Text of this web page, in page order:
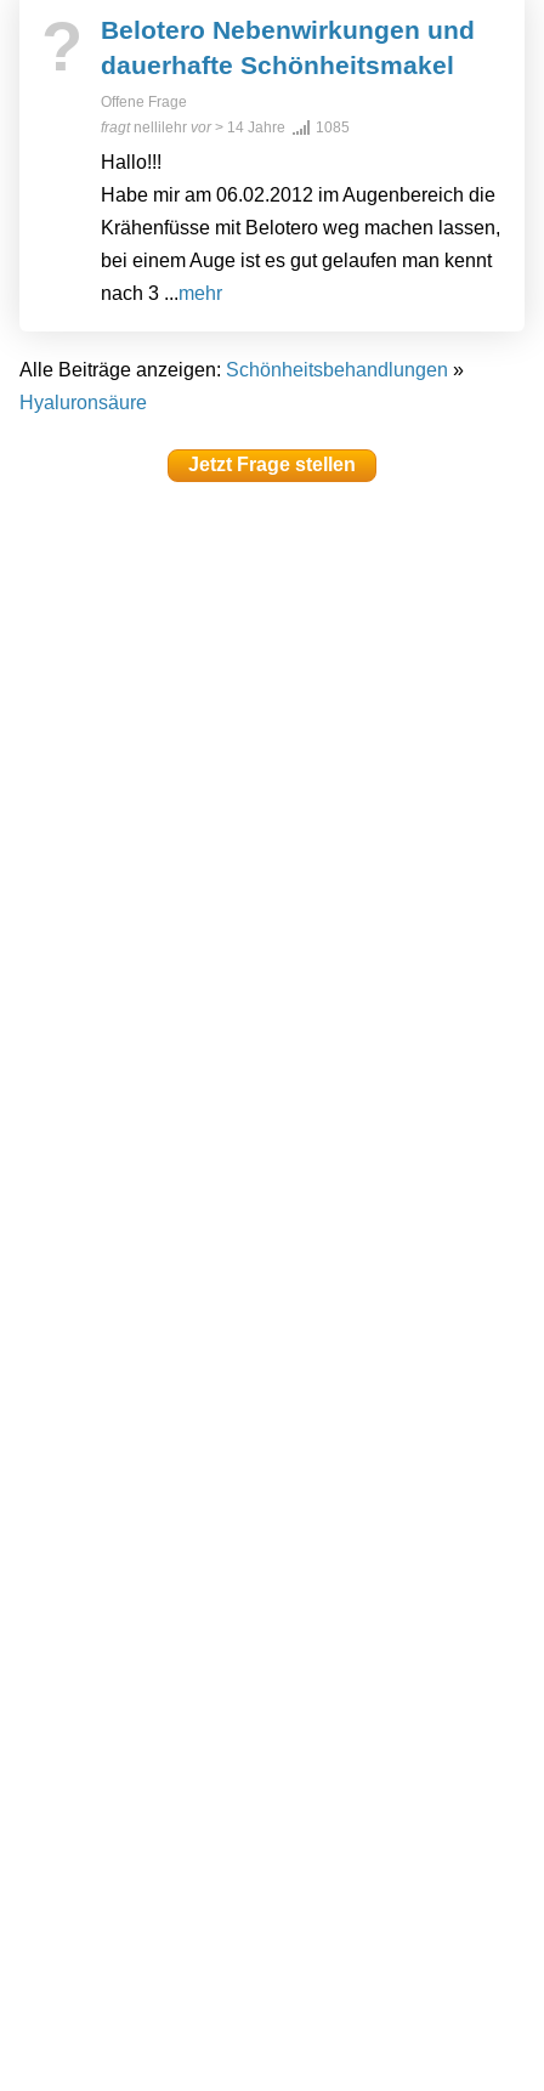
?
Belotero Nebenwirkungen und
dauerhafte Schönheitsmakel
Offene Frage
fragt nellilehr vor> 14 Jahre 1085
Hallo!!!
Habe mir am 06.02.2012 im Augenbereich die
Krähenfüsse mit Belotero weg machen lassen,
bei einem Auge ist es gut gelaufen man kennt
nach 3 ...mehr
Alle Beiträge anzeigen: Schönheitsbehandlungen »
Hyaluronsäure
Jetzt Frage stellen